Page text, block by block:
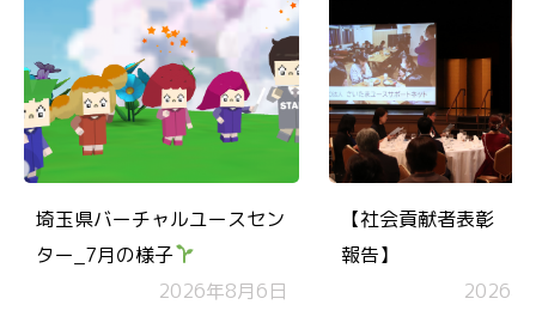
埼玉県バーチャルユースセン
ター_7月の様子
2026年8月6日
【社会貢献者表彰
報告】
2026年